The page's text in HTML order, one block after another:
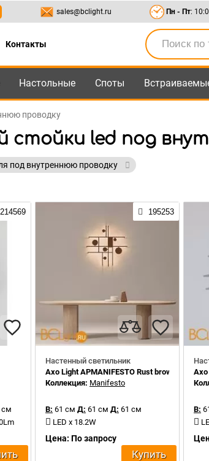
45 sales@bclight.ru
sales@bclight.ru Пн - Пт:
Контакты
Настольные Споты
проводку
стойки led под
под внутреннюю проводку
214569
см
195253
Настенный светильник
Axo Light APMANIFESTO Rust brown
Коллекция: Manifesto
В: 61 см Д: 61 см Д: 61 см
LED x 18.2W
Цена: По запросу
Купить
Axo
В: